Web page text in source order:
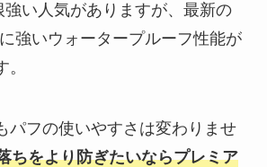
強い人気がありますが、最新の
強いウォータープルーフ性能が
パフの使いやすさは変わりませ
ちをより防ぎたいならプレミア